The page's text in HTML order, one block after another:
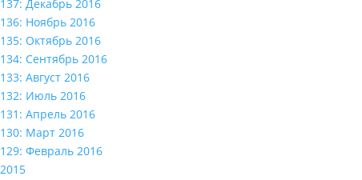
137: Декабрь 2016
136: Ноябрь 2016
135: Октябрь 2016
134: Сентябрь 2016
133: Август 2016
132: Июль 2016
131: Апрель 2016
130: Март 2016
129: Февраль 2016
2015